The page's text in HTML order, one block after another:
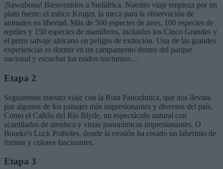
¡Sawubona! Bienvenidos a Sudáfrica. Nuestro viaje empieza por un
plato fuerte: el mítico Kruger, la meca para la observación de
animales en libertad. Más de 500 especies de aves, 100 especies de
reptiles y 150 especies de mamíferos, incluidos los Cinco Grandes y
el perro salvaje africano en peligro de extinción. Una de las grandes
experiencias es dormir en un campamento dentro del parque
nacional y escuchar los ruidos nocturnos…
Etapa 2
Seguiremos nuestro viaje con la Ruta Panorámica, que nos llevara
por algunos de los paisajes más impresionantes y diversos del país.
Como el Cañón del Río Blyde, un espectáculo natural con
acantilados de arenisca y vistas panorámicas impresionantes. O
Bourke's Luck Potholes, donde la erosión ha creado un laberinto de
formas y colores fascinantes.
Etapa 3